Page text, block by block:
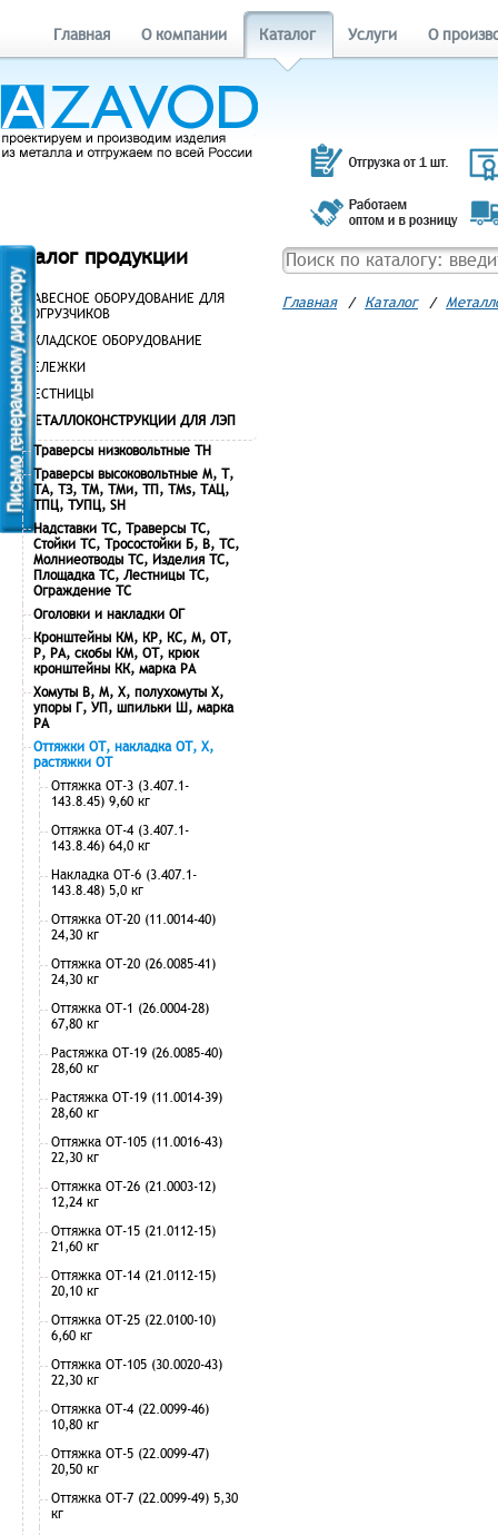
Главная О компании Каталог Услуги О
Каталог продукции
НАВЕСНОЕ ОБОРУДОВАНИЕ ДЛЯ
ПОГРУЗЧИКОВ
СКЛАДСКОЕ ОБОРУДОВАНИЕ
ТЕЛЕЖКИ
ЛЕСТНИЦЫ
МЕТАЛЛОКОНСТРУКЦИИ ДЛЯ ЛЭП
Траверсы низковольтные ТН
Траверсы высоковольтные М, Т,
ТА, ТЗ, ТМ, ТМи, ТП, ТМs, ТАЦ,
ТПЦ, ТУПЦ, SH
Надставки ТС, Траверсы ТС,
Стойки ТС, Тросостойки Б, В, ТС,
Молниеотводы ТС, Изделия ТС,
Площадка ТС, Лестницы ТС,
Ограждение ТС
Оголовки и накладки ОГ
Кронштейны КМ, КР, КС, М, ОТ,
Р, РА, скобы КМ, ОТ, крюк
кронштейны КК, марка РА
Хомуты В, М, Х, полухомуты Х,
упоры Г, УП, шпильки Ш, марка
РА
Оттяжки ОТ, накладка ОТ, Х,
растяжки ОТ
Оттяжка ОТ-3 (3.407.1-
143.8.45) 9,60 кг
Оттяжка ОТ-4 (3.407.1-
143.8.46) 64,0 кг
Накладка ОТ-6 (3.407.1-
143.8.48) 5,0 кг
Оттяжка ОТ-20 (11.0014-40)
24,30 кг
Оттяжка ОТ-20 (26.0085-41)
24,30 кг
Оттяжка ОТ-1 (26.0004-28)
67,80 кг
Растяжка ОТ-19 (26.0085-40)
28,60 кг
Растяжка ОТ-19 (11.0014-39)
28,60 кг
Оттяжка ОТ-105 (11.0016-43)
22,30 кг
Оттяжка ОТ-26 (21.0003-12)
12,24 кг
Оттяжка ОТ-15 (21.0112-15)
21,60 кг
Оттяжка ОТ-14 (21.0112-15)
20,10 кг
Оттяжка ОТ-25 (22.0100-10)
6,60 кг
Оттяжка ОТ-105 (30.0020-43)
22,30 кг
Оттяжка ОТ-4 (22.0099-46)
10,80 кг
Оттяжка ОТ-5 (22.0099-47)
20,50 кг
Оттяжка ОТ-7 (22.0099-49) 5,30
кг
Главная / Каталог /